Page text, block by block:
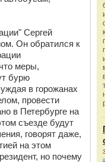
Сергей
Он обратился к
меры,
бурю
в горожанах
провести
в Петербурге на
съезде будут
говорят даже,
на этом
но почему